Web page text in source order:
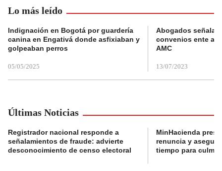
Lo más leído
Indignación en Bogotá por guardería
canina en Engativá donde asfixiaban y
golpeaban perros
05/05/2025
Abogados
convenios ente
AMC
13/07/2023
Últimas Noticias
Registrador nacional responde a
señalamientos de fraude: advierte
desconocimiento de censo electoral
MinHacienda
renuncia y
tiempo para